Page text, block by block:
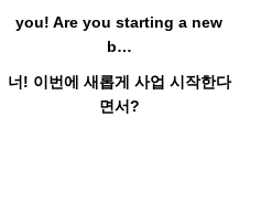
you! Are you starting a new
b…
너! 이번에 새롭게 사업 시작한다
면서?